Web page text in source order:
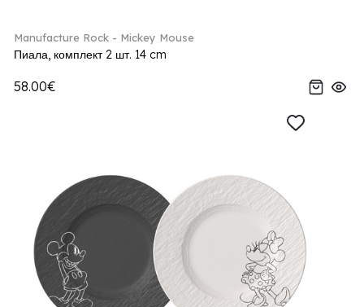
Manufacture Rock - Mickey Mouse
Пиала, комплект 2 шт. 14 cm
58.00€